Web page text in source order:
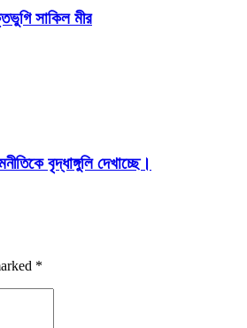
সাকিল মীর
বৃদ্ধাঙ্গুলি দেখাচ্ছে।
*